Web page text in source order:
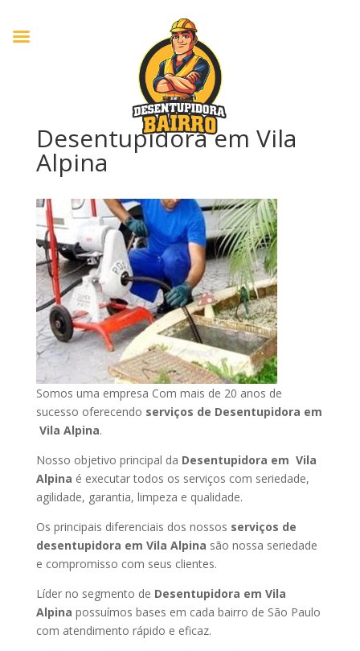
Desentupidora em Vila
Alpina
Somos uma empresa Com mais de 20 anos de
sucesso oferecendo serviços de Desentupidora em
Vila Alpina.
Nosso objetivo principal da Desentupidora em Vila
Alpina é executar todos os serviços com seriedade,
agilidade, garantia, limpeza e qualidade.
Os principais diferenciais dos nossos serviços de
desentupidora em Vila Alpina são nossa seriedade
e compromisso com seus clientes.
Líder no segmento de Desentupidora em Vila
Alpina possuímos bases em cada bairro de São Paulo
com atendimento rápido e eficaz.